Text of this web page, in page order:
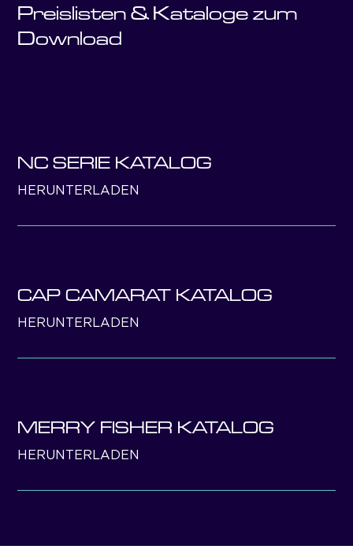
Preislisten & Kataloge zum
Download
NC SERIE KATALOG
HERUNTERLADEN
CAP CAMARAT KATALOG
HERUNTERLADEN
MERRY FISHER KATALOG
HERUNTERLADEN